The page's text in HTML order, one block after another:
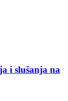
i slušanja na